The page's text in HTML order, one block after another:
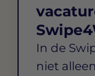
In de
niet